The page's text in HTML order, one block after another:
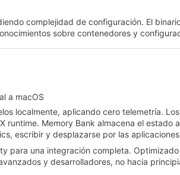
complejidad de configuración. El
sobre contenedores y
a macOS
localmente, aplicando cero telemetría.
runtime. Memory Bank almacena el
escribir y desplazarse por las
para una integración completa.
y desarrolladores, no hacia